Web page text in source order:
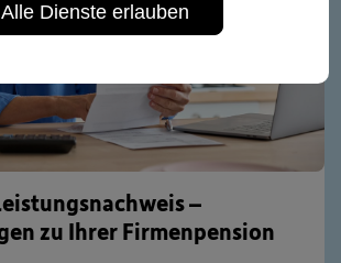
–
zu Ihrer Firmenpension
Alle Dienste erlauben